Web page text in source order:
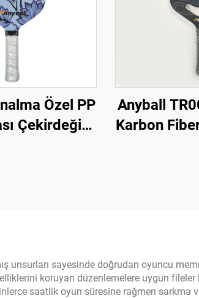
Özel PP
Çekirdeği
Anyball
Karbon
unsurları sayesinde doğrudan oyuncu
koruyan düzenlemelere uygun fileler
saatlik oyun süresine rağmen